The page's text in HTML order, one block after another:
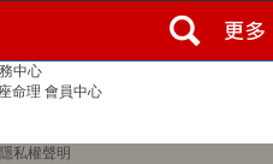
中心
命理 會員中心
隱私權聲明